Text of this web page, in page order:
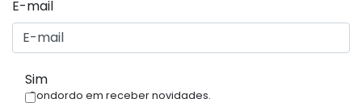
E-mail
Sim
Condordo em receber novidades.